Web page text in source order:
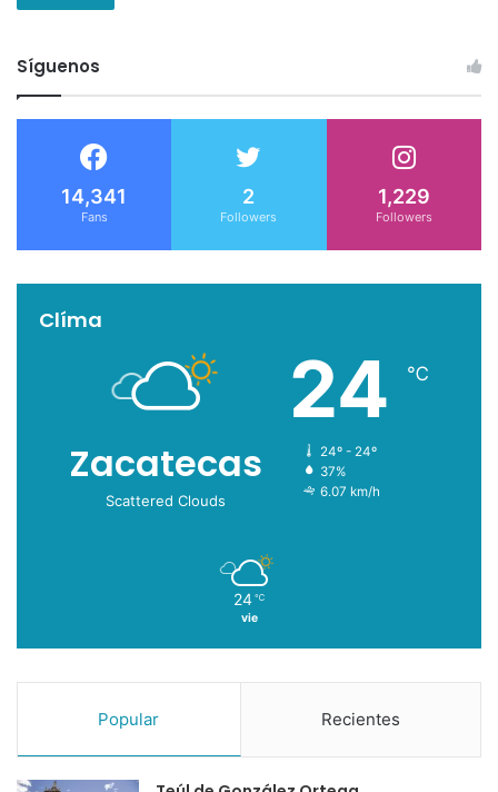
Síguenos
14,341
Fans
2
Followers
1,229
Followers
Clíma
Zacatecas
Scattered Clouds
24 ℃
24º - 24º
37%
6.07 km/h
24 ℃
vie
Popular Recientes